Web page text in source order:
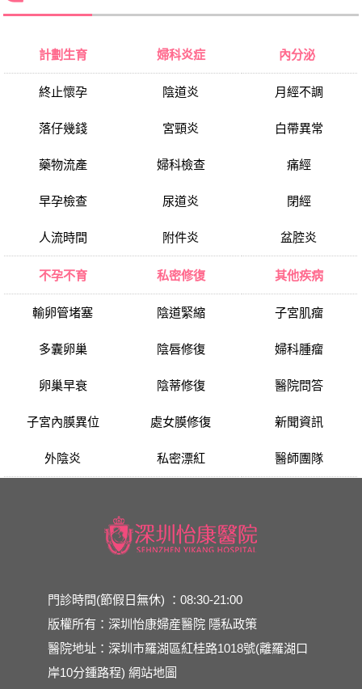
計劃生育
終止懷孕
落仔幾錢
藥物流產
早孕檢查
人流時間
婦科炎症
陰道炎
宮頸炎
婦科檢查
尿道炎
附件炎
內分泌
月經不調
白帶異常
痛經
閉經
盆腔炎
不孕不育
輸卵管堵塞
多囊卵巢
卵巢早衰
子宮內膜異位
外陰炎
私密修復
陰道緊縮
陰唇修復
陰蒂修復
處女膜修復
私密漂紅
其他疾病
子宮肌瘤
婦科腫瘤
醫院問答
新聞資訊
醫師團隊
門診時間(節假日無休) ：08:30-21:00
版權所有：深圳怡康婦産醫院 隱私政策
醫院地址：深圳市羅湖區紅桂路1018號(離羅湖口
岸10分鍾路程)網站地圖